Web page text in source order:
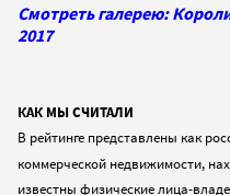
Смотреть галерею:
2017
КАК МЫ СЧИТАЛИ
В рейтинге представлены как
коммерческой недвижимости,
известны физические лица-